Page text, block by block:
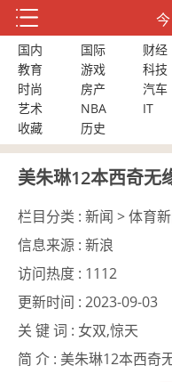
国内 国际 财经
教育
游戏 科技
时尚
房产 汽车
艺术
NBA IT
收藏
历史
美朱琳12本西奇无
栏目分类 : 新闻 > 体育
信息来源 : 新浪
访问热度 : 1112
更新时间 : 2023-09-03
关 键 词 : 女双,惊天
简 介 : 美朱琳12本西奇